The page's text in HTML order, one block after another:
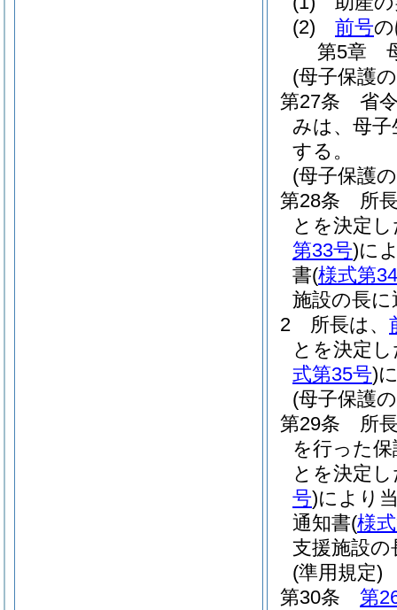
(2)
前号
第5章
(母子保護
第27条
省
みは、母
する。
(母子保護
第28条
所
とを決定
第33号)に
書(様式第
施設の長
2
所長は、
とを決定
式第35号)
(母子保護
第29条
所
を行った
とを決定
号)により
通知書(様
支援施設
(準用規定)
第30条
第